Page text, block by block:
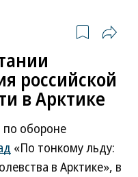
российской
в Арктике
обороне
«По тонкому льду:
в Арктике», в